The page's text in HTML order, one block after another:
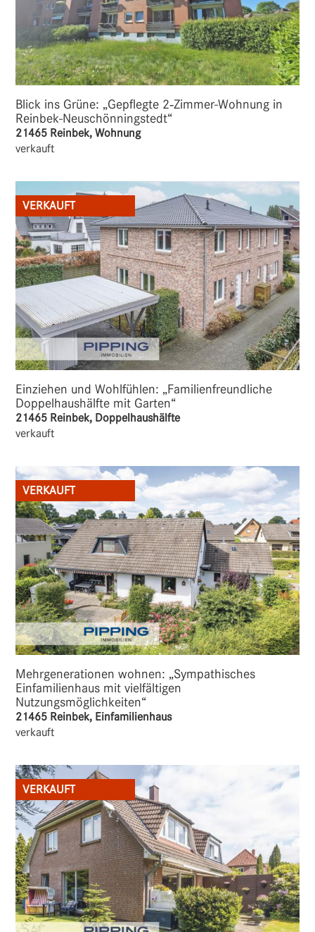
Blick ins Grüne: „Gepflegte 2‑Zimmer-Wohnung in
Reinbek-Neuschönningstedt“
21465 Reinbek, Wohnung
verkauft
VERKAUFT
Einziehen und Wohlfühlen: „Familienfreundliche
Doppelhaushälfte mit Garten“
21465 Reinbek, Doppelhaushälfte
verkauft
VERKAUFT
Mehrgenerationen wohnen: „Sympathisches
Einfamilienhaus mit vielfältigen
Nutzungsmöglichkeiten“
21465 Reinbek, Einfamilienhaus
verkauft
VERKAUFT